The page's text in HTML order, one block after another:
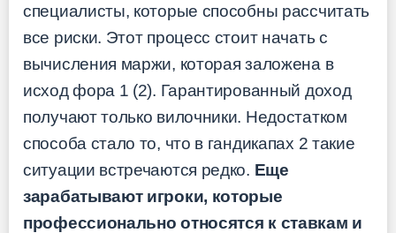
специалисты, которые способны рассчитать
все риски. Этот процесс стоит начать с
вычисления маржи, которая заложена в
исход фора 1 (2). Гарантированный доход
получают только вилочники. Недостатком
способа стало то, что в гандикапах 2 такие
ситуации встречаются редко. Еще
зарабатывают игроки, которые
профессионально относятся к ставкам и